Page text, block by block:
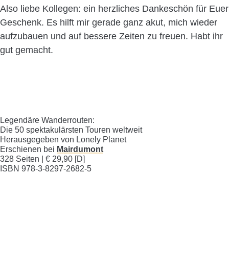
Also liebe Kollegen: ein herzliches Dankeschön für Euer
Geschenk. Es hilft mir gerade ganz akut, mich wieder
aufzubauen und auf bessere Zeiten zu freuen. Habt ihr
gut gemacht.
Legendäre Wanderrouten:
Die 50 spektakulärsten Touren weltweit
Herausgegeben von Lonely Planet
Erschienen bei Mairdumont
328 Seiten | € 29,90 [D]
ISBN 978-3-8297-2682-5